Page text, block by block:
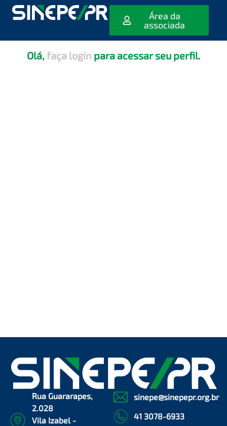
Área da
associada
[editar_escola_usuario]
Olá, faça login para acessar seu perfil.
Rua Guararapes,
2.028
Vila Izabel -
sinepe@sinepepr.org.br
41 3078-6933